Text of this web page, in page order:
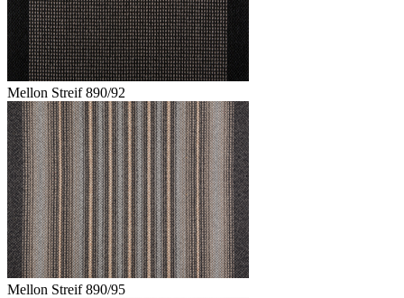
Mellon Streif 890/92
Mellon Streif 890/95